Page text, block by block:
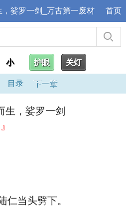
娑罗一剑_万古第一废材 首页
小 护眼 关灯
目录 下一章
，娑罗一剑
仁当头劈下。